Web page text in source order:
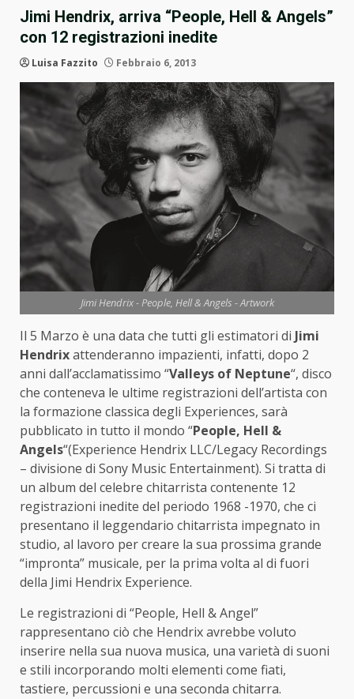
Jimi Hendrix, arriva “People, Hell & Angels”
con 12 registrazioni inedite
Luisa Fazzito Febbraio 6, 2013
Jimi Hendrix - People, Hell & Angels - Artwork
Il 5 Marzo è una data che tutti gli estimatori di Jimi
Hendrixattenderanno impazienti, infatti, dopo 2
anni dall’acclamatissimo “Valleys of Neptune“, disco
che conteneva le ultime registrazioni dell’artista con
la formazione classica degli Experiences, sarà
pubblicato in tutto il mondo “People, Hell &
Angels“(Experience Hendrix LLC/Legacy Recordings
– divisione di Sony Music Entertainment). Si tratta di
un album del celebre chitarrista contenente 12
registrazioni inedite del periodo 1968 -1970, che ci
presentano il leggendario chitarrista impegnato in
studio, al lavoro per creare la sua prossima grande
“impronta” musicale, per la prima volta al di fuori
della Jimi Hendrix Experience.
Le registrazioni di “People, Hell & Angel”
rappresentano ciò che Hendrix avrebbe voluto
inserire nella sua nuova musica, una varietà di suoni
e stili incorporando molti elementi come fiati,
tastiere, percussioni e una seconda chitarra.